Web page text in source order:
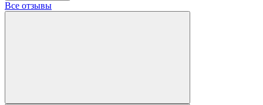
Все отзывы